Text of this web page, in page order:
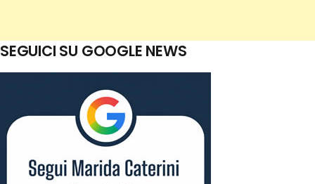
SEGUICI SU GOOGLE NEWS